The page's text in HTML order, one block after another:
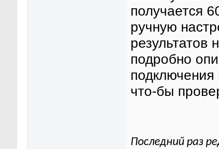
получается
ручную
результатов
подробно
что-бы
Последний раз